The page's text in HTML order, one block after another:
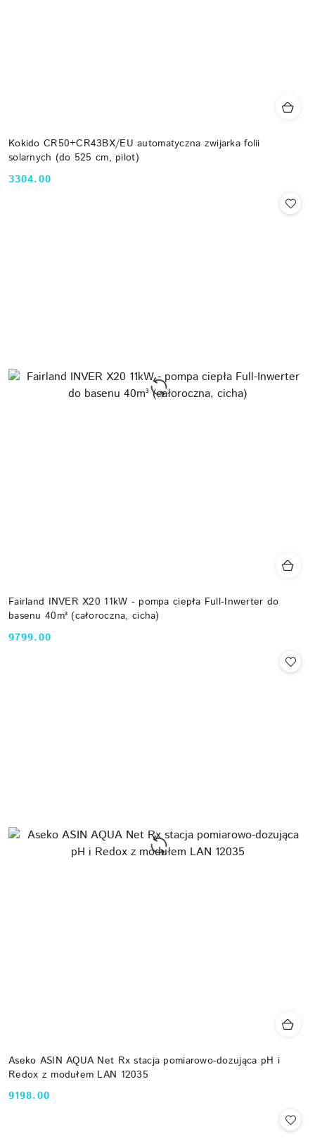
Kokido CR50+CR43BX/EU automatyczna zwijarka folii
solarnych (do 525 cm, pilot)
Cena:
3304.00
Fairland INVER X20 11kW - pompa ciepła Full-Inwerter do
basenu 40m³ (całoroczna, cicha)
Cena:
9799.00
Aseko ASIN AQUA Net Rx stacja pomiarowo-dozująca pH i
Redox z modułem LAN 12035
Cena:
9198.00